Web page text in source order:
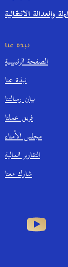
والعدالة الانتقالية
نبذة عنا
الصفحة الرئيسية
نبذة عنا
بيان رسالتنا
فريق عملنا
مجلس الأمناء
التقارير المالية
شارك معنا